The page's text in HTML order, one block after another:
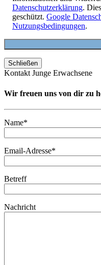
Datenschutzerklärung.
geschützt. Google
Nutzungsbedingungen.
Schließen
Kontakt Junge Erwachsene
Wir freuen uns von dir zu
Name*
Email-Adresse*
Betreff
Nachricht